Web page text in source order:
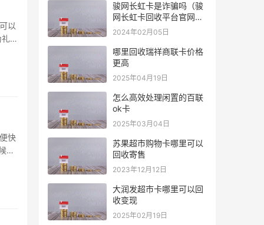
以
品
快
京
骏网长虹卡是诈骗吗（骏
网长虹卡回收平台官网）
骏网长虹卡真的靠谱吗？
2024年02月05日
哪里回收瑞祥商联卡价格
更高
2025年04月19日
怎么高效处理闲置的百联
ok卡
2025年03月04日
苏果超市购物卡哪里可以
回收寄售
2023年12月12日
大润发超市卡哪里可以回
收变现
2025年02月19日